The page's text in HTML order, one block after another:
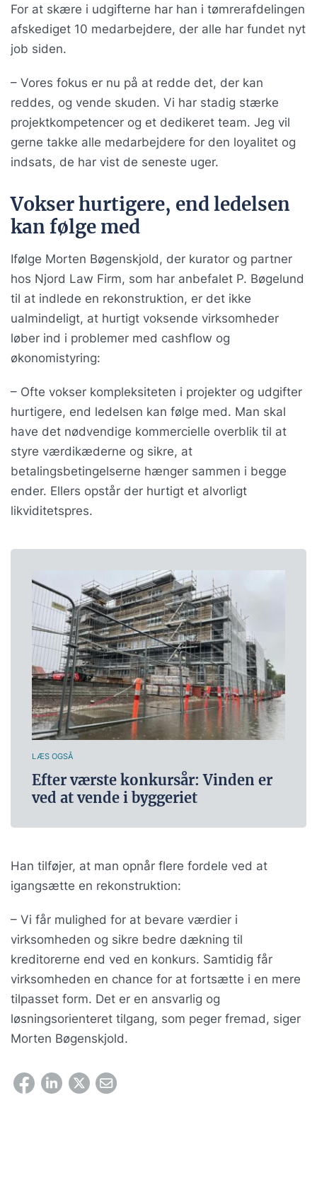
For at skære i udgifterne har han i tømrerafdelingen
afskediget 10 medarbejdere, der alle har fundet nyt
job siden.
– Vores fokus er nu på at redde det, der kan
reddes, og vende skuden. Vi har stadig stærke
projektkompetencer og et dedikeret team. Jeg vil
gerne takke alle medarbejdere for den loyalitet og
indsats, de har vist de seneste uger.
Vokser hurtigere, end ledelsen
kan følge med
Ifølge Morten Bøgenskjold, der kurator og partner
hos Njord Law Firm, som har anbefalet P. Bøgelund
til at indlede en rekonstruktion, er det ikke
ualmindeligt, at hurtigt voksende virksomheder
løber ind i problemer med cashflow og
økonomistyring:
– Ofte vokser kompleksiteten i projekter og udgifter
hurtigere, end ledelsen kan følge med. Man skal
have det nødvendige kommercielle overblik til at
styre værdikæderne og sikre, at
betalingsbetingelserne hænger sammen i begge
ender. Ellers opstår der hurtigt et alvorligt
likviditetspres.
LÆS OGSÅ
Efter værste konkursår: Vinden er
ved at vende i byggeriet
Han tilføjer, at man opnår flere fordele ved at
igangsætte en rekonstruktion:
– Vi får mulighed for at bevare værdier i
virksomheden og sikre bedre dækning til
kreditorerne end ved en konkurs. Samtidig får
virksomheden en chance for at fortsætte i en mere
tilpasset form. Det er en ansvarlig og
løsningsorienteret tilgang, som peger fremad, siger
Morten Bøgenskjold.